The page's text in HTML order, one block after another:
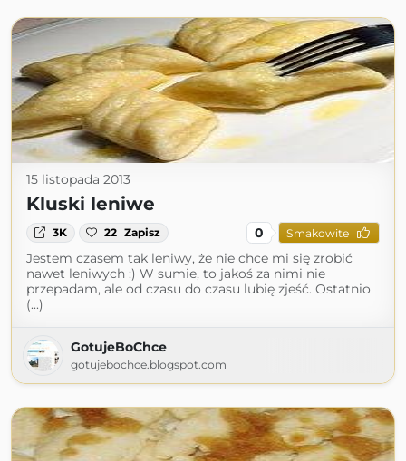
15 listopada 2013
Kluski leniwe
3K 22 Zapisz 0 Smakowite
Jestem czasem tak leniwy, że nie chce mi się zrobić
nawet leniwych :) W sumie, to jakoś za nimi nie
przepadam, ale od czasu do czasu lubię zjeść. Ostatnio
(...)
GotujeBoChce
gotujebochce.blogspot.com